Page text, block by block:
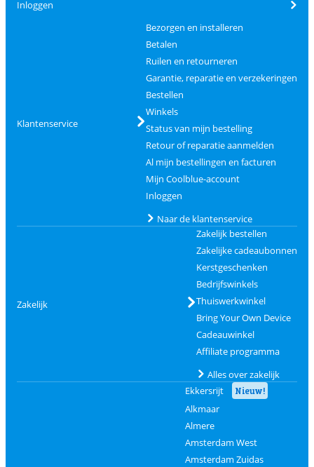
Inloggen
Klantenservice
Bezorgen en installeren
Betalen
Ruilen en retourneren
Garantie, reparatie en verzekeringen
Bestellen
Winkels
Status van mijn bestelling
Retour of reparatie aanmelden
Al mijn bestellingen en facturen
Mijn Coolblue-account
Inloggen
Naar de klantenservice
Zakelijk
Zakelijk bestellen
Zakelijke cadeaubonnen
Kerstgeschenken
Bedrijfswinkels
Thuiswerkwinkel
Bring Your Own Device
Cadeauwinkel
Affiliate programma
Alles over zakelijk
Ekkersrijt Nieuw!
Alkmaar
Almere
Amsterdam West
Amsterdam Zuidas